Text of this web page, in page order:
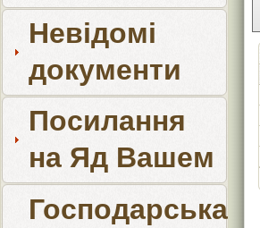
Невідомі
документи
Посилання
на Яд Вашем
Господарська